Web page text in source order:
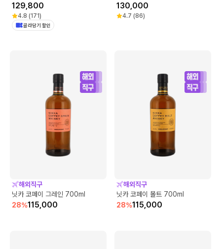
129,800
4.8 (171)
골라담기 할인
130,000
4.7 (86)
해외직구
닛카 코페이 그레인 700ml
28%115,000
해외직구
닛카 코페이 몰트 700ml
28%115,000